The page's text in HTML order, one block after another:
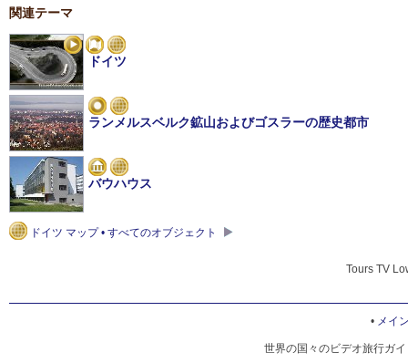
関連テーマ
ドイツ
ランメルスベルク鉱山およびゴスラーの歴史都市
バウハウス
ドイツ マップ • すべてのオブジェクト
Tours TV
• メイ
世界の国々のビデオ旅行ガ